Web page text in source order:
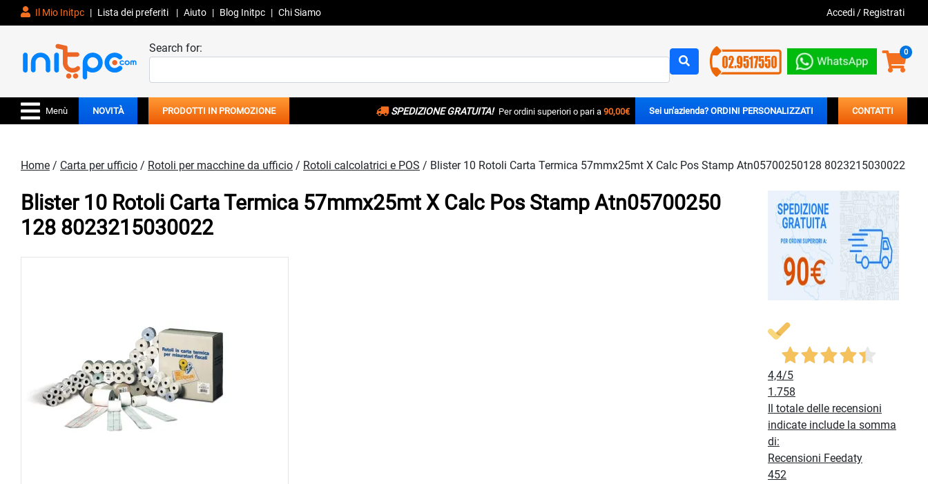
Il Mio Initpc | Lista dei preferiti | Aiuto | Blog Initpc | Chi Siamo Accedi / Registrati
Search for: 0
Menù NOVITÀ PRODOTTI IN PROMOZIONE SPEDIZIONE GRATUITA! Per ordini superiori o pari a 90,00€ Sei un'azienda? ORDINI PERSONALIZZATI CONTATTI
Home / Carta per ufficio / Rotoli per macchine da ufficio / Rotoli calcolatrici e POS / Blister 10 Rotoli Carta Termica 57mmx25mt X Calc Pos Stamp Atn05700250128 8023215030022
Blister 10 Rotoli Carta Termica 57mmx25mt X Calc Pos Stamp Atn05700250
128 8023215030022
4,4/5
1.758
Il totale delle recensioni
indicate include la somma
di:
Recensioni Feedaty
452